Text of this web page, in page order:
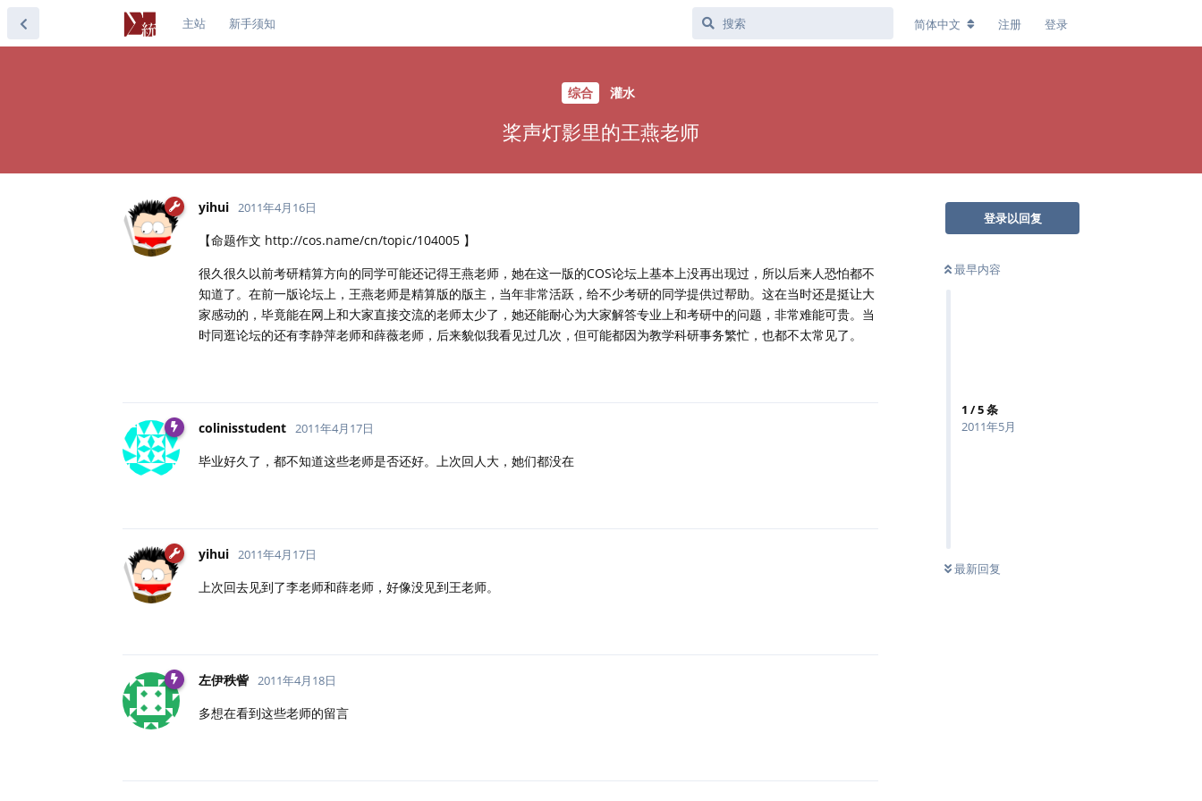
主站 新手须知 简体中文 注册 登录
综合 灌水
桨声灯影里的王燕老师
登录以回复
最早内容
1 /5条
2011年5月
最新回复
yihui 2011年4月16日
【命题作文 http://cos.name/cn/topic/104005 】
很久很久以前考研精算方向的同学可能还记得王燕老师，她在这一版的COS论坛上基本上没再出现过，所以后来人恐怕都不
知道了。在前一版论坛上，王燕老师是精算版的版主，当年非常活跃，给不少考研的同学提供过帮助。这在当时还是挺让大
家感动的，毕竟能在网上和大家直接交流的老师太少了，她还能耐心为大家解答专业上和考研中的问题，非常难能可贵。当
时同逛论坛的还有李静萍老师和薛薇老师，后来貌似我看见过几次，但可能都因为教学科研事务繁忙，也都不太常见了。
colinisstudent 2011年4月17日
毕业好久了，都不知道这些老师是否还好。上次回人大，她们都没在
yihui 2011年4月17日
上次回去见到了李老师和薛老师，好像没见到王老师。
左伊秩訾 2011年4月18日
多想在看到这些老师的留言